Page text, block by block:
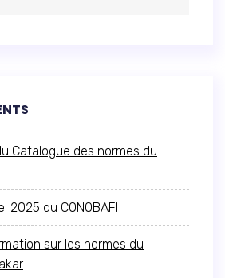
Catalogue des normes du
2025 du CONOBAFI
sur les normes du